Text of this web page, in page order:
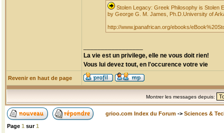
Stolen Legacy: Greek Philosophy is Stolen
by George G. M. James, Ph.D.University of
http://www.jpanafrican.org/ebooks/
La vie est un privilege, elle ne vous doit rien!
Vous lui devez tout, en l'occurence votre vie
Revenir en haut de page
Montrer les messages depuis:
grioo.com Index du Forum -> Sciences &
Page 1 sur1